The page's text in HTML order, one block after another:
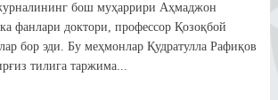
бош муҳаррири Аҳмаджон
фанлари доктори, профессор Қозоқбой
бор эди. Бу меҳмонлар Қудратулла Рафиқов
тилига таржима...